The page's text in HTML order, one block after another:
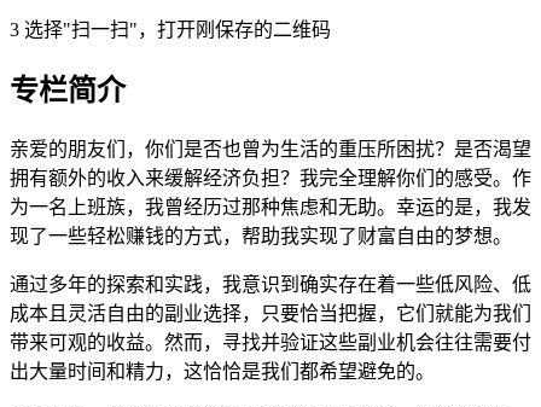
3 选择"扫一扫"，打开刚保存的二维码
专栏简介
亲爱的朋友们，你们是否也曾为生活的重压所困扰？是否渴望
拥有额外的收入来缓解经济负担？我完全理解你们的感受。作
为一名上班族，我曾经历过那种焦虑和无助。幸运的是，我发
现了一些轻松赚钱的方式，帮助我实现了财富自由的梦想。
通过多年的探索和实践，我意识到确实存在着一些低风险、低
成本且灵活自由的副业选择，只要恰当把握，它们就能为我们
带来可观的收益。然而，寻找并验证这些副业机会往往需要付
出大量时间和精力，这恰恰是我们都希望避免的。